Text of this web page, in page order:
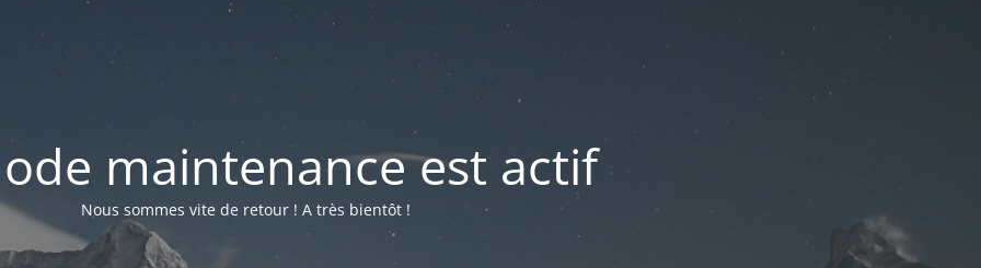
maintenance est actif
Nous sommes vite de retour ! A très bientôt !